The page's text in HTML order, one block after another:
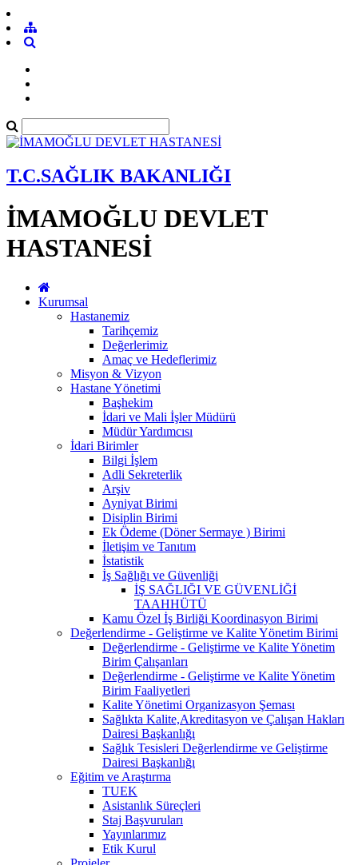
T.C.SAĞLIK BAKANLIĞI
İMAMOĞLU DEVLET
HASTANESİ
Kurumsal
Hastanemiz
Tarihçemiz
Değerlerimiz
Amaç ve Hedeflerimiz
Misyon & Vizyon
Hastane Yönetimi
Başhekim
İdari ve Mali İşler Müdürü
Müdür Yardımcısı
İdari Birimler
Bilgi İşlem
Adli Sekreterlik
Arşiv
Ayniyat Birimi
Disiplin Birimi
Ek Ödeme (Döner Sermaye ) Birimi
İletişim ve Tanıtım
İstatistik
İş Sağlığı ve Güvenliği
İŞ SAĞLIĞI VE GÜVENLİĞİ
TAAHHÜTÜ
Kamu Özel İş Birliği Koordinasyon Birimi
Değerlendirme - Geliştirme ve Kalite Yönetim Birimi
Değerlendirme - Geliştirme ve Kalite Yönetim
Birim Çalışanları
Değerlendirme - Geliştirme ve Kalite Yönetim
Birim Faaliyetleri
Kalite Yönetimi Organizasyon Şeması
Sağlıkta Kalite,Akreditasyon ve Çalışan Hakları
Dairesi Başkanlığı
Sağlık Tesisleri Değerlendirme ve Geliştirme
Dairesi Başkanlığı
Eğitim ve Araştırma
TUEK
Asistanlık Süreçleri
Staj Başvuruları
Yayınlarımız
Etik Kurul